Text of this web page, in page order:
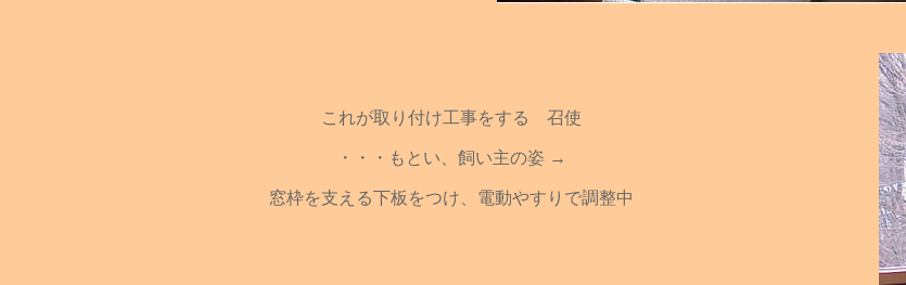
これが取り付け工事をする 召使
・・・もとい、飼い主の姿 →
窓枠を支える下板をつけ、電動やすりで調整中